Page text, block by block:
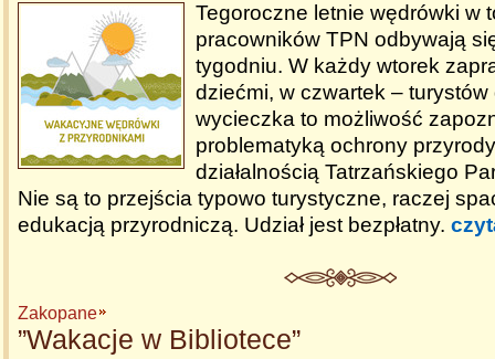
Tegoroczne letnie wędrówki w
pracowników TPN odbywają
tygodniu. W każdy wtorek
dziećmi, w czwartek – turystów
wycieczka to możliwość
problematyką ochrony
działalnością Tatrzańskiego
Nie są to przejścia typowo turystyczne, raczej
edukacją przyrodniczą. Udział jest bezpłatny.
Zakopane
”Wakacje w Bibliotece”